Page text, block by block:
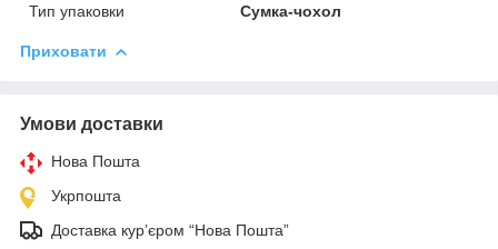
Тип упаковки
Сумка-чохол
Приховати
Умови доставки
Нова Пошта
Укрпошта
Доставка кур’єром “Нова Пошта”